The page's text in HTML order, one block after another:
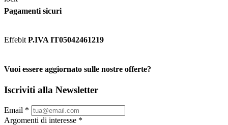
Pagamenti sicuri
Effebit P.IVA IT05042461219
Vuoi essere aggiornato sulle nostre offerte?
Iscriviti alla Newsletter
Email *
Argomenti di interesse *